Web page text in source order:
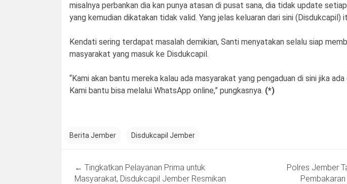
misalnya perbankan dia kan punya atasan di pusat sana, dia tidak update
yang kemudian dikatakan tidak valid. Yang jelas keluaran dari sini (Disdukcapil)
Kendati sering terdapat masalah demikian, Santi menyatakan selalu siap
masyarakat yang masuk ke Disdukcapil.
“Kami akan bantu mereka kalau ada masyarakat yang pengaduan di sini jika
Kami bantu bisa melalui WhatsApp online,” pungkasnya. (*)
Berita Jember Disdukcapil Jember
navigation
← Tingkatkan Pelayanan Prima untuk
Masyarakat, Disdukcapil Jember Resmikan
Polres Jember